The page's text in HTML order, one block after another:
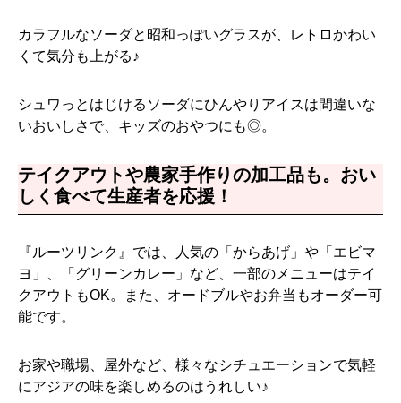
カラフルなソーダと昭和っぽいグラスが、レトロかわい
くて気分も上がる♪
シュワっとはじけるソーダにひんやりアイスは間違いな
いおいしさで、キッズのおやつにも◎。
テイクアウトや農家手作りの加工品も。おい
しく食べて生産者を応援！
『ルーツリンク』では、人気の「からあげ」や「エビマ
ヨ」、「グリーンカレー」など、一部のメニューはテイ
クアウトもOK。また、オードブルやお弁当もオーダー可
能です。
お家や職場、屋外など、様々なシチュエーションで気軽
にアジアの味を楽しめるのはうれしい♪